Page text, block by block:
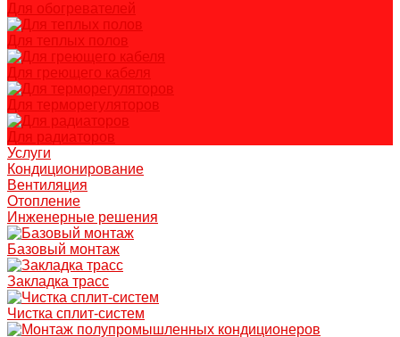
Для обогревателей
Для теплых полов
Для греющего кабеля
Для терморегуляторов
Для радиаторов
Услуги
Кондиционирование
Вентиляция
Отопление
Инженерные решения
Базовый монтаж
Закладка трасс
Чистка сплит-систем